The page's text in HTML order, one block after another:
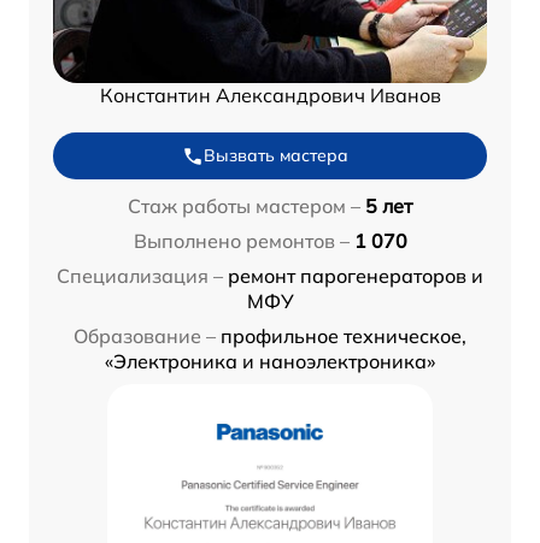
Константин Александрович Иванов
Вызвать мастера
Стаж работы мастером – 5 лет
Выполнено ремонтов – 1 070
Специализация – ремонт парогенераторов и
МФУ
Образование – профильное техническое,
«Электроника и наноэлектроника»